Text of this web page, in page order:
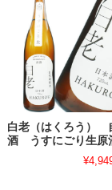
白老（はくろう）
酒 うすにごり生